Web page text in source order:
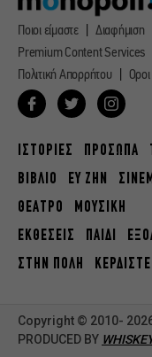
Ποιοι είμαστε Διαφήμιση
Premium Content Services
Πολιτική Απορρήτου
ΙΣΤΟΡΙΕΣ ΠΡΟΣΩΠΑ
ΒΙΒΛΙΟ
ΕΥ ΖΗΝ
ΘΕΑΤΡΟ
ΜΟΥΣΙΚΗ
ΕΚΘΕΣΕΙΣ
ΠΑΙΔΙ
ΣΤΗΝ ΠΟΛΗ
Copyright © 2010-
PRODUCED BY